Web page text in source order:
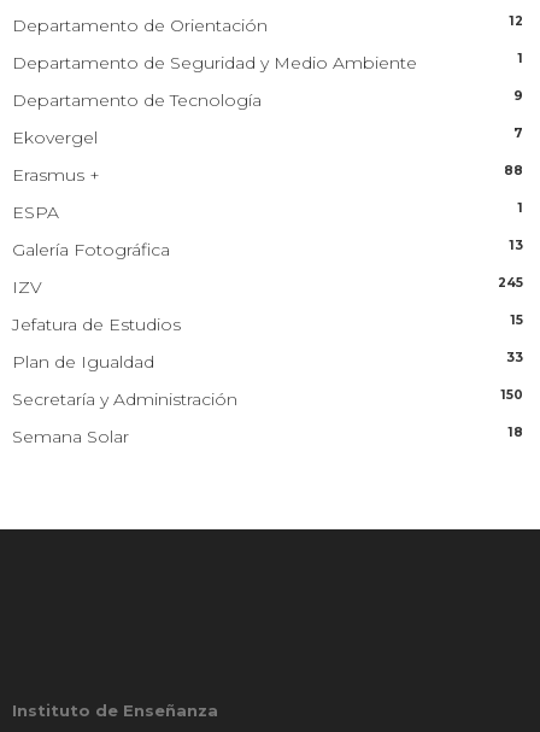
Departamento de Orientación 12
Departamento de Seguridad y Medio Ambiente 1
Departamento de Tecnología 9
Ekovergel 7
Erasmus + 88
ESPA 1
Galería Fotográfica 13
IZV 245
Jefatura de Estudios 15
Plan de Igualdad 33
Secretaría y Administración 150
Semana Solar 18
Instituto de Enseñanza